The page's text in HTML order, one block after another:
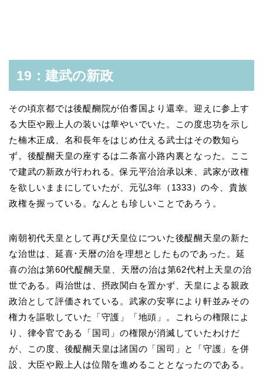
19：建武の新政
その頃京都では後醍醐院が伯耆国より還幸。迎えに参上す
る大臣や殿上人の装いは華やいでいた。この度忠功を示し
た楠木正成、名和長年をはじめ仕える武士はその数知ら
ず。後醍醐天皇の座するは二条富小路内裏となった。ここ
で建武の新政が行われる。保元平治治承以来、武家が政権
を欲しいままにしていたが、元弘3年（1333）の今、貴族
政権を握っている。なんとも珍しいことであろう。
南朝初代天皇として再び天皇位についた後醍醐天皇の新た
な治世は、延喜･天暦の治を理想としたものであった。延
喜の治は第60代醍醐天皇、天暦の治は第62代村上天皇の治
世である。両治世は、摂政関白を置かず、天皇による親政
政治として評価されている。武家の安寧により軒並みその
権力を謳歌していた「守護」「地頭」。これらの権限によ
り、律令官である「国司」の権限が消滅していたわけだ
が、この度、後醍醐天皇は諸国の「国司」と「守護」を併
設、大臣や殿上人は位階を進めることとなったのである。